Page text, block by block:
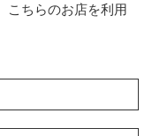
こちらのお店を利用